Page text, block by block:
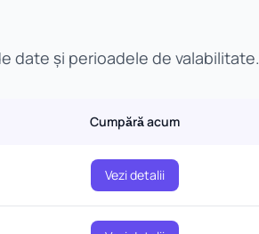
date și perioadele de valabilitate.
Cumpără acum
Vezi detalii